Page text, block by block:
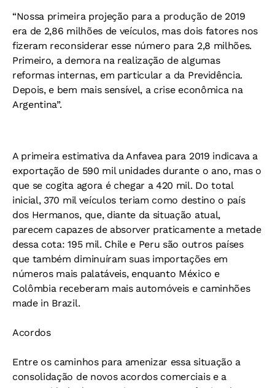
“Nossa primeira projeção para a produção de 2019
era de 2,86 milhões de veículos, mas dois fatores nos
fizeram reconsiderar esse número para 2,8 milhões.
Primeiro, a demora na realização de algumas
reformas internas, em particular a da Previdência.
Depois, e bem mais sensível, a crise econômica na
Argentina”.
A primeira estimativa da Anfavea para 2019 indicava a
exportação de 590 mil unidades durante o ano, mas o
que se cogita agora é chegar a 420 mil. Do total
inicial, 370 mil veículos teriam como destino o país
dos Hermanos, que, diante da situação atual,
parecem capazes de absorver praticamente a metade
dessa cota: 195 mil. Chile e Peru são outros países
que também diminuíram suas importações em
números mais palatáveis, enquanto México e
Colômbia receberam mais automóveis e caminhões
made in Brazil.
Acordos
Entre os caminhos para amenizar essa situação a
consolidação de novos acordos comerciais e a